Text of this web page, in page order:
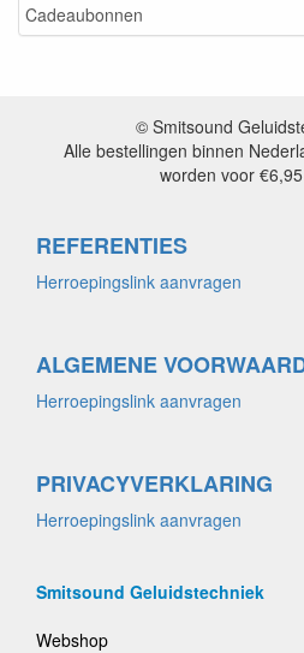
Cadeaubonnen
© Smitsound
Alle bestellingen binnen
worden voor
REFERENTIES
Herroepingslink aanvragen
ALGEMENE
Herroepingslink aanvragen
PRIVACYVERKLARING
Herroepingslink aanvragen
Smitsound Geluidstechniek
Webshop